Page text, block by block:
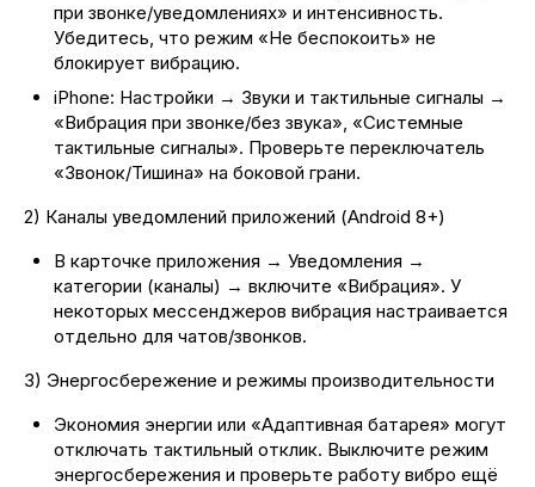
при звонке/уведомлениях» и интенсивность.
Убедитесь, что режим «Не беспокоить» не
блокирует вибрацию.
iPhone: Настройки → Звуки и тактильные сигналы →
«Вибрация при звонке/без звука», «Системные
тактильные сигналы». Проверьте переключатель
«Звонок/Тишина» на боковой грани.
2) Каналы уведомлений приложений (Android 8+)
В карточке приложения → Уведомления →
категории (каналы) → включите «Вибрация». У
некоторых мессенджеров вибрация настраивается
отдельно для чатов/звонков.
3) Энергосбережение и режимы производительности
Экономия энергии или «Адаптивная батарея» могут
отключать тактильный отклик. Выключите режим
энергосбережения и проверьте работу вибро ещё